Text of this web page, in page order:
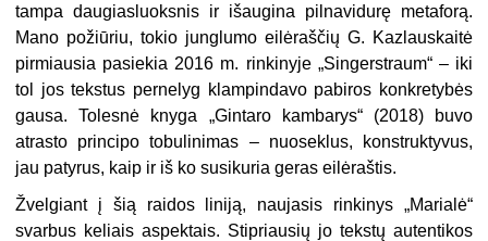
tampa daugiasluoksnis ir išaugina pilnavidurę metaforą.
Mano požiūriu, tokio junglumo eilėraščių G. Kazlauskaitė
pirmiausia pasiekia 2016 m. rinkinyje „Singerstraum“ – iki
tol jos tekstus pernelyg klampindavo pabiros konkretybės
gausa. Tolesnė knyga „Gintaro kambarys“ (2018) buvo
atrasto principo tobulinimas – nuoseklus, konstruktyvus,
jau patyrus, kaip ir iš ko susikuria geras eilėraštis.
Žvelgiant į šią raidos liniją, naujasis rinkinys „Marialė“
svarbus keliais aspektais. Stipriausių jo tekstų autentikos